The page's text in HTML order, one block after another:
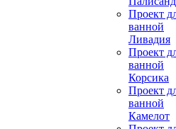
Проект
ванной
Ливадия
Проект
ванной
Корсика
Проект
ванной
Камелот